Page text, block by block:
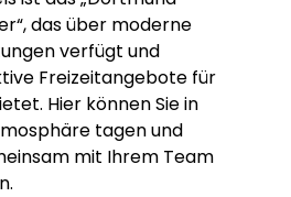
das über moderne
verfügt und
Freizeitangebote für
Hier können Sie in
tagen und
mit Ihrem Team